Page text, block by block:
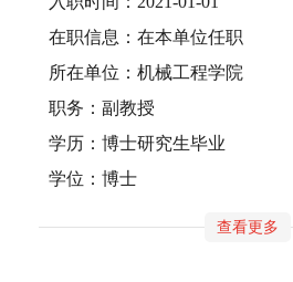
在职信息：在本单位任职
所在单位：机械工程学院
职务：副教授
学历：博士研究生毕业
学位：博士
查看更多